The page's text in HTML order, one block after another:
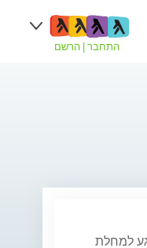
התחבר הרשם
למחלת